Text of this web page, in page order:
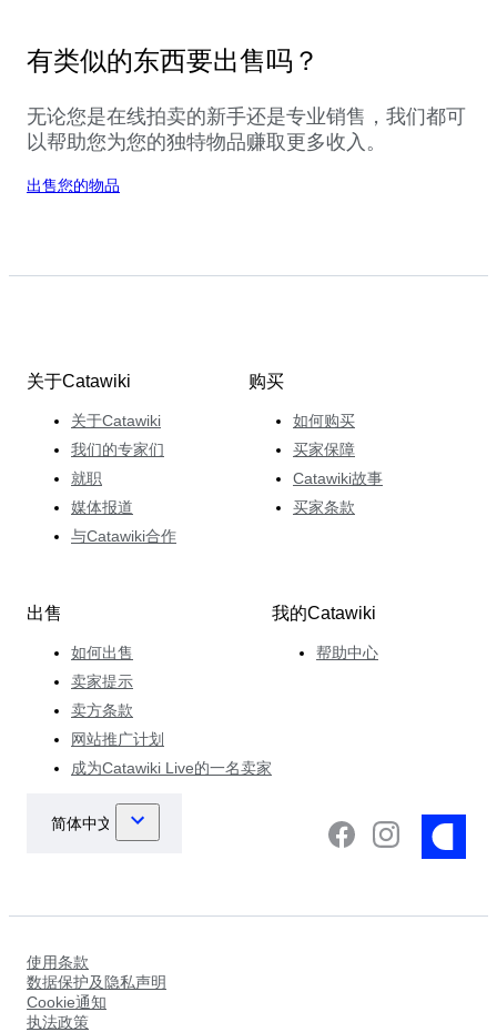
有类似的东西要出售吗？
无论您是在线拍卖的新手还是专业销售，我们都可
以帮助您为您的独特物品赚取更多收入。
出售您的物品
关于Catawiki
关于Catawiki
我们的专家们
就职
媒体报道
与Catawiki合作
购买
如何购买
买家保障
Catawiki故事
买家条款
出售
如何出售
卖家提示
卖方条款
网站推广计划
成为Catawiki Live的一名卖家
我的Catawiki
帮助中心
使用条款
数据保护及隐私声明
Cookie通知
执法政策